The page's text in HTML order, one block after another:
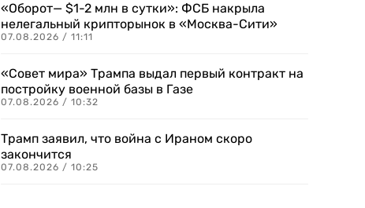
«Оборот— $1-2 млн в сутки»: ФСБ накрыла
нелегальный крипторынок в «Москва-Сити»
07.08.2026 / 11:11
«Совет мира» Трампа выдал первый контракт на
постройку военной базы в Газе
07.08.2026 / 10:32
Трамп заявил, что война с Ираном скоро
закончится
07.08.2026 / 10:25